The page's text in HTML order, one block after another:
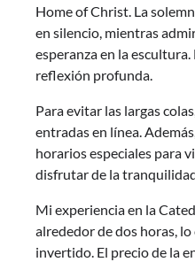
Home of Christ. La
en silencio, mientras
esperanza en la
reflexión profunda.
Para evitar las largas
entradas en línea.
horarios especiales para
disfrutar de la
Mi experiencia en la
alrededor de dos horas,
invertido. El precio de la